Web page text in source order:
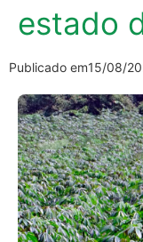
estado
Publicado em15/08/